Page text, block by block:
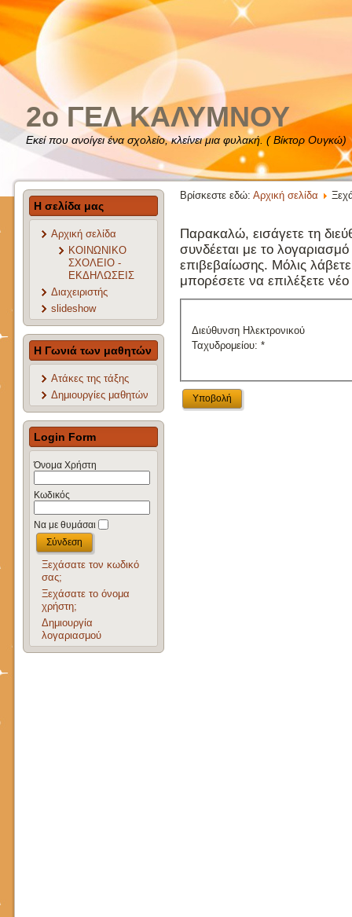
2o ΓΕΛ ΚΑΛΥΜΝΟΥ
Εκεί που ανοίγει ένα σχολείο, κλείνει μια φυλακή. ( Βίκτορ Ουγκώ)
Η σελίδα μας
Αρχική σελίδα
ΚΟΙΝΩΝΙΚΟ
ΣΧΟΛΕΙΟ -
ΕΚΔΗΛΩΣΕΙΣ
Διαχειριστής
slideshow
Η Γωνιά των μαθητών
Ατάκες της τάξης
Δημιουργίες μαθητών
Login Form
Όνομα Χρήστη
Κωδικός
Να με θυμάσαι
Ξεχάσατε τον κωδικό
σας;
Ξεχάσατε το όνομα
χρήστη;
Δημιουργία
λογαριασμού
Βρίσκεστε εδώ: Αρχική σελίδα
Παρακαλώ, εισάγετε τη
συνδέεται με το
επιβεβαίωσης. Μόλις
μπορέσετε να επιλέξετε
Διεύθυνση Ηλεκτρονικού
Ταχυδρομείου: *
Υποβολή